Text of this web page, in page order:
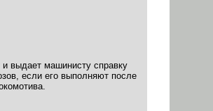
и выдает машинисту справку
если его выполняют после